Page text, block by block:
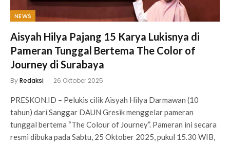
NEWS
Aisyah Hilya Pajang 15 Karya Lukisnya di
Pameran Tunggal Bertema The Color of
Journey di Surabaya
ByRedaksi 26 Oktober 2025
PRESKON.ID – Pelukis cilik Aisyah Hilya Darmawan (10
tahun) dari Sanggar DAUN Gresik menggelar pameran
tunggal bertema “The Colour of Journey”. Pameran ini secara
resmi dibuka pada Sabtu, 25 Oktober 2025, pukul 15.30 WIB,